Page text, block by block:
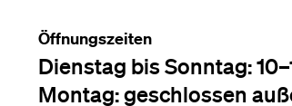
Öffnungszeiten
Dienstag bis Sonntag:
Montag: geschlossen